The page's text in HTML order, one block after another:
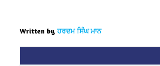
Written by ਹਰਦਮ ਸਿੰਘ ਮਾਨ